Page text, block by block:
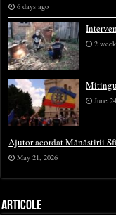
6 days ago
2
June
Ajutor acordat Mănăstirii
May 21, 2026
ARTICOLE